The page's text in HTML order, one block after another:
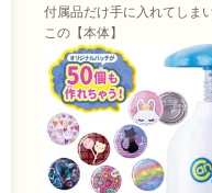
付属品だけ手に入れてしま
この【本体】